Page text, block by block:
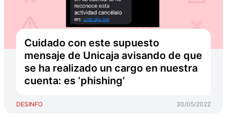
Cuidado con este supuesto
mensaje de Unicaja avisando de que
se ha realizado un cargo en nuestra
cuenta: es ‘phishing’
DESINFO 30/05/2022